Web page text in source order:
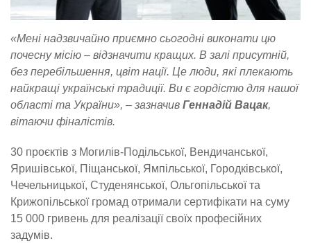
«Мені надзвичайно приємно сьогодні виконати цю
почесну місію – відзначити кращих. В залі присутній,
без перебільшення, цвіт нації. Це люди, які плекають
найкращі українські традиції. Ви є гордістю для нашої
області та України», – зазначив Геннадій Вацак,
вітаючи фіналістів.
30 проєктів з Могилів-Подільської, Вендичанської,
Яришівської, Піщанської, Ямпільської, Городківської,
Чечельницької, Студенянської, Ольгопільської та
Крижопільської громад отримали сертифікати на суму
15 000 гривень для реалізації своїх професійних
задумів.